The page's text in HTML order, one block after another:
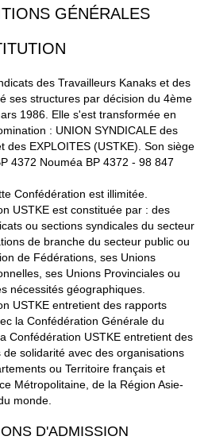
GÉNÉRALES
des Travailleurs Kanaks et des
ses structures par décision du 4ème
1986. Elle s'est transformée en
: UNION SYNDICALE des
des EXPLOITES (USTKE). Son siège
4372 Nouméa BP 4372 - 98 847
Confédération est illimitée.
USTKE est constituée par : des
ou sections syndicales du secteur
de branche du secteur public ou
de Fédérations, ses Unions
ses Unions Provinciales ou
nécessités géographiques.
USTKE entretient des rapports
la Confédération Générale du
Confédération USTKE entretient des
solidarité avec des organisations
ou Territoire français et
Métropolitaine, de la Région Asie-
monde.
D'ADMISSION